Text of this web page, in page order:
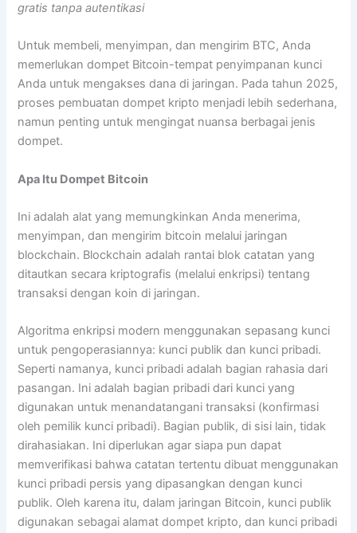
gratis tanpa autentikasi
Untuk membeli, menyimpan, dan mengirim BTC, Anda
memerlukan dompet Bitcoin-tempat penyimpanan kunci
Anda untuk mengakses dana di jaringan. Pada tahun 2025,
proses pembuatan dompet kripto menjadi lebih sederhana,
namun penting untuk mengingat nuansa berbagai jenis
dompet.
Apa Itu Dompet Bitcoin
Ini adalah alat yang memungkinkan Anda menerima,
menyimpan, dan mengirim bitcoin melalui jaringan
blockchain. Blockchain adalah rantai blok catatan yang
ditautkan secara kriptografis (melalui enkripsi) tentang
transaksi dengan koin di jaringan.
Algoritma enkripsi modern menggunakan sepasang kunci
untuk pengoperasiannya: kunci publik dan kunci pribadi.
Seperti namanya, kunci pribadi adalah bagian rahasia dari
pasangan. Ini adalah bagian pribadi dari kunci yang
digunakan untuk menandatangani transaksi (konfirmasi
oleh pemilik kunci pribadi). Bagian publik, di sisi lain, tidak
dirahasiakan. Ini diperlukan agar siapa pun dapat
memverifikasi bahwa catatan tertentu dibuat menggunakan
kunci pribadi persis yang dipasangkan dengan kunci
publik. Oleh karena itu, dalam jaringan Bitcoin, kunci publik
digunakan sebagai alamat dompet kripto, dan kunci pribadi